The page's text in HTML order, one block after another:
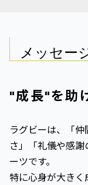
メッセー
"成長"を助
ラグビーは、「
さ」「礼儀や感
ーツです。
特に心身が大き